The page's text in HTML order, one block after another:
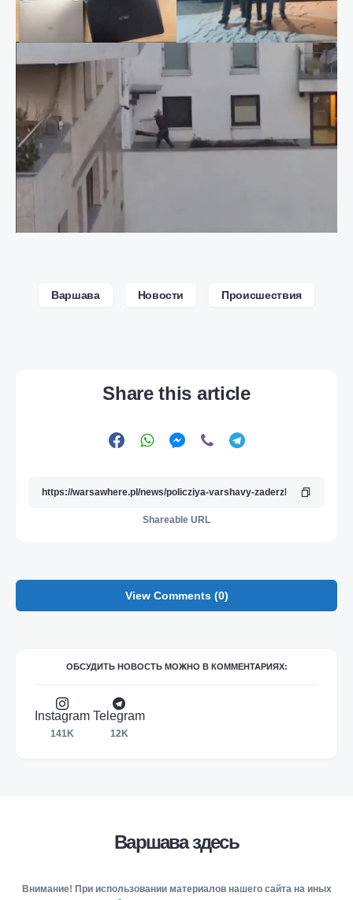
Варшава Новости Происшествия
Share this article
Shareable URL
View Comments (0)
ОБСУДИТЬ НОВОСТЬ МОЖНО В КОММЕНТАРИЯХ:
Instagram
141K
Telegram
12K
Варшава здесь
Внимание! При использовании материалов нашего сайта на иных